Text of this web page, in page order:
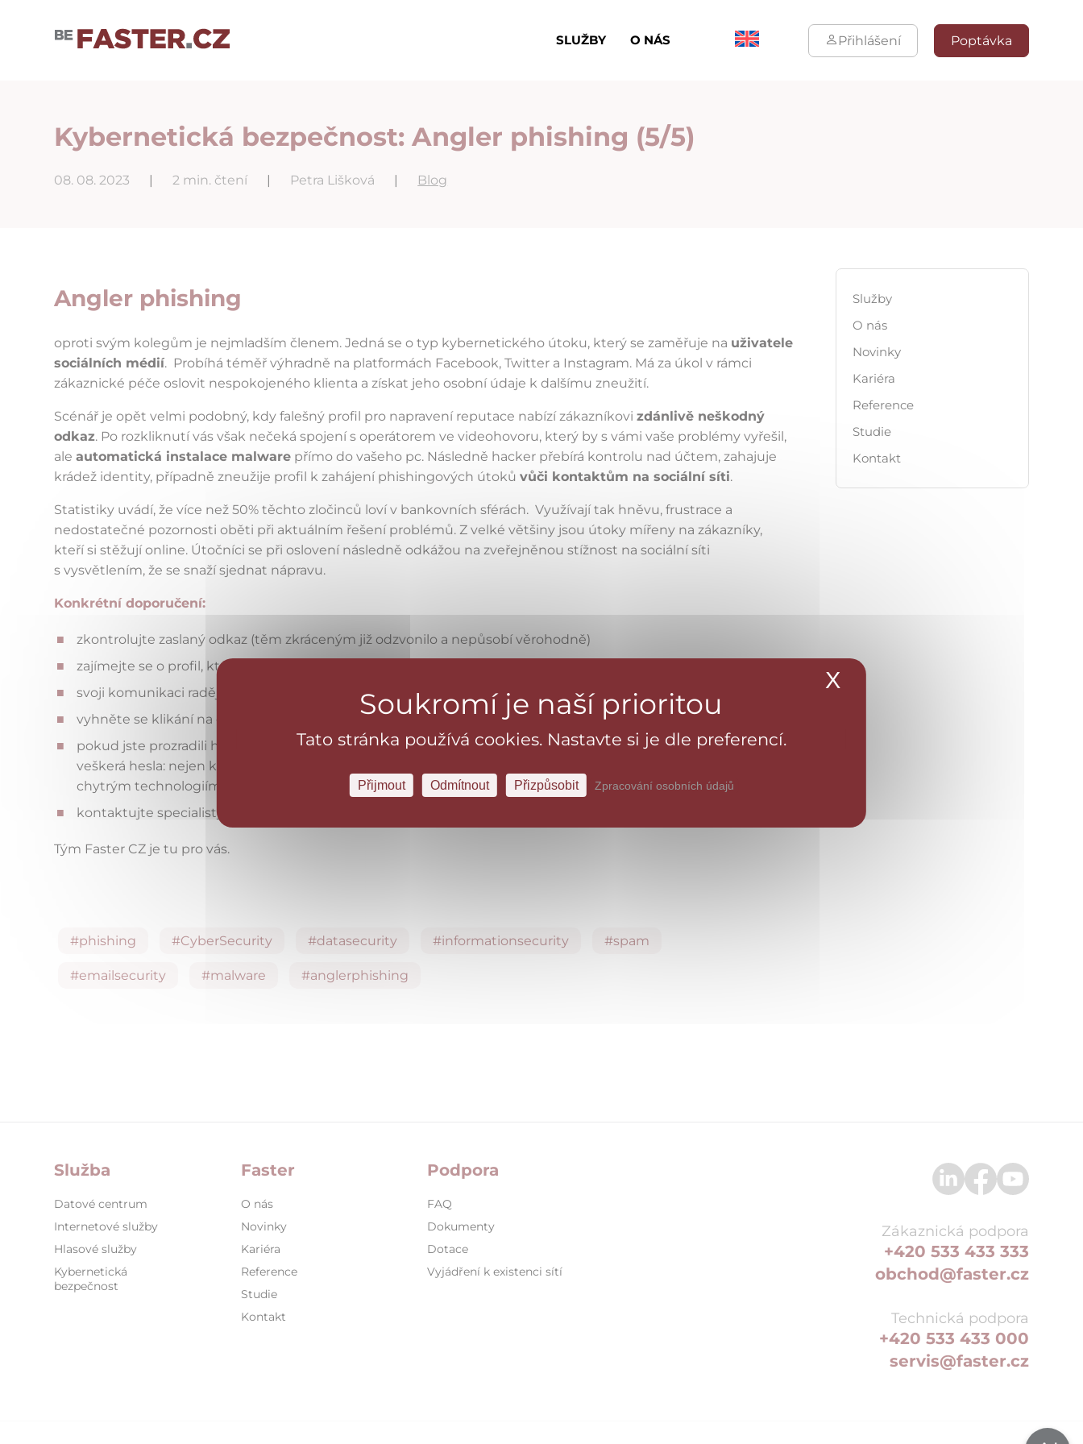
SLUŽBY O NÁS Přihlášení Poptávka
Kybernetická bezpečnost: Angler phishing (5/5)
08. 08. 2023 | 2 min. čtení | Petra Lišková | Blog
Angler phishing
oproti svým kolegům je nejmladším členem. Jedná se o typ kybernetického útoku, který se zaměřuje na uživatele
sociálních médií. Probíhá téměř výhradně na platformách Facebook, Twitter a Instagram. Má za úkol v rámci
zákaznické péče oslovit nespokojeného klienta a získat jeho osobní údaje k dalšímu zneužití.
Scénář je opět velmi podobný, kdy falešný profil pro napravení reputace nabízí zákazníkovizdánlivě neškodný
odkaz. Po rozkliknutí vás však nečeká spojení s operátorem ve videohovoru, který by s vámi vaše problémy vyřešil,
aleautomatická instalace malware přímo do vašeho pc. Následně hacker přebírá kontrolu nad účtem, zahajuje
krádež identity, případně zneužije profil k zahájení phishingových útokůvůči kontaktům na sociální síti.
Statistiky uvádí, že více než 50% těchto zločinců loví v bankovních sférách. Využívají tak hněvu, frustrace a
nedostatečné pozornosti oběti při aktuálním řešení problémů. Z velké většiny jsou útoky mířeny na zákazníky,
kteří si stěžují online. Útočníci se při oslovení následně odkážou na zveřejněnou stížnost na sociální síti
s vysvětlením, že se snaží sjednat nápravu.
Konkrétní doporučení:
zkontrolujte zaslaný odkaz (těm zkráceným již odzvonilo a nepůsobí věrohodně)
zajímejte se o profil, který s vámi komunikuje a prověřte si jeho relevantnost, reputaci a historii identity
svoji komunikaci raději přesuňte na ověřený e-mailový kontakt uvedený na stránkách společnosti
vyhněte se klikání na odkazy a nahlaste falešný účet orgánům
pokud jste prozradili hackerům například přihlašovací údaje pro účet sociálních médií, okamžitě resetujte
veškerá hesla: nejen k sociálním sítím, ale i k privátní a pracovní poště, bankovním účtům, mobilním zařízením a
chytrým technologiím
kontaktujte specialisty na identifikaci malware a nespoléhejte se pouze na antimalware software
Tým Faster CZ je tu pro vás.
#phishing #CyberSecurity #datasecurity #informationsecurity #spam
#emailsecurity #malware #anglerphishing
Služby
O nás
Novinky
Kariéra
Reference
Studie
Kontakt
Služba
Datové centrum
Internetové služby
Hlasové služby
Kybernetická
bezpečnost
Faster
O nás
Novinky
Kariéra
Reference
Studie
Kontakt
Podpora
FAQ
Dokumenty
Dotace
Vyjádření k existenci sítí
Zákaznická podpora
+420 533 433 333
obchod@faster.cz
Technická podpora
+420 533 433 000
servis@faster.cz
Tato stránka používá cookies. Nastavte si je dle preferencí.
Přijmout Odmítnout Přizpůsobit Zpracování osobních údajů
X Skrýt banner souborů